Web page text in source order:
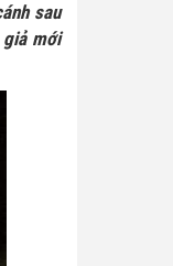
sau
mới